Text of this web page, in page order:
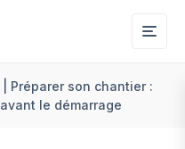
Préparer son chantier :
le démarrage